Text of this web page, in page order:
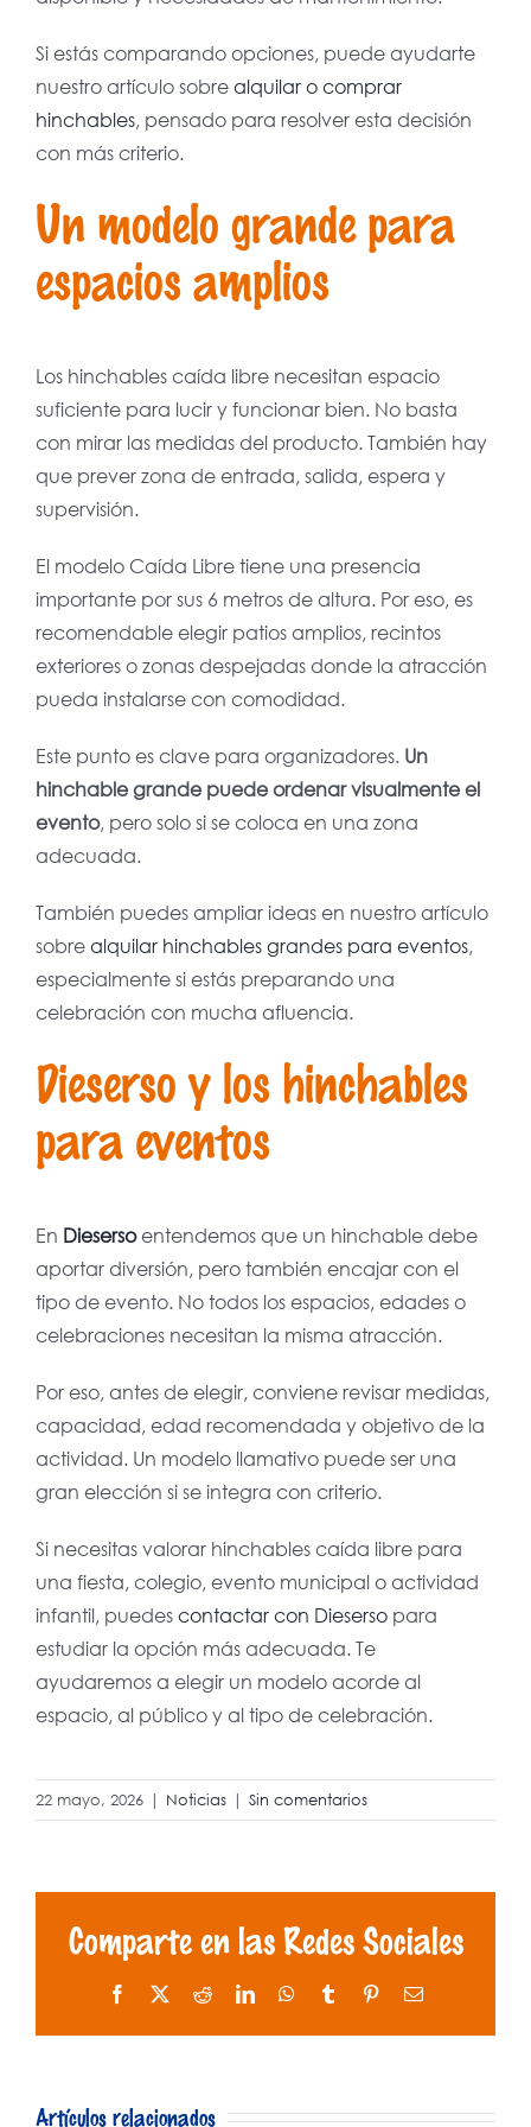
Si estás comparando opciones, puede ayudarte
nuestro artículo sobrealquilar o comprar
hinchables, pensado para resolver esta decisión
con más criterio.
Un modelo grande para
espacios amplios
Los hinchables caída libre necesitan espacio
suficiente para lucir y funcionar bien. No basta
con mirar las medidas del producto. También hay
que prever zona de entrada, salida, espera y
supervisión.
El modelo Caída Libre tiene una presencia
importante por sus 6 metros de altura. Por eso, es
recomendable elegir patios amplios, recintos
exteriores o zonas despejadas donde la atracción
pueda instalarse con comodidad.
Este punto es clave para organizadores. Un
hinchable grande puede ordenar visualmente el
evento, pero solo si se coloca en una zona
adecuada.
También puedes ampliar ideas en nuestro artículo
sobrealquilar hinchables grandes para eventos,
especialmente si estás preparando una
celebración con mucha afluencia.
Dieserso y los hinchables
para eventos
En Diesersoentendemos que un hinchable debe
aportar diversión, pero también encajar con el
tipo de evento. No todos los espacios, edades o
celebraciones necesitan la misma atracción.
Por eso, antes de elegir, conviene revisar medidas,
capacidad, edad recomendada y objetivo de la
actividad. Un modelo llamativo puede ser una
gran elección si se integra con criterio.
Si necesitas valorar hinchables caída libre para
una fiesta, colegio, evento municipal o actividad
infantil, puedescontactar con Diesersopara
estudiar la opción más adecuada. Te
ayudaremos a elegir un modelo acorde al
espacio, al público y al tipo de celebración.
22 mayo, 2026 | Noticias | Sin comentarios
Comparte en las Redes Sociales
Facebook RedditLinkedInWhatsApp
Tumblr PinterestCorreo
Artículos relacionados